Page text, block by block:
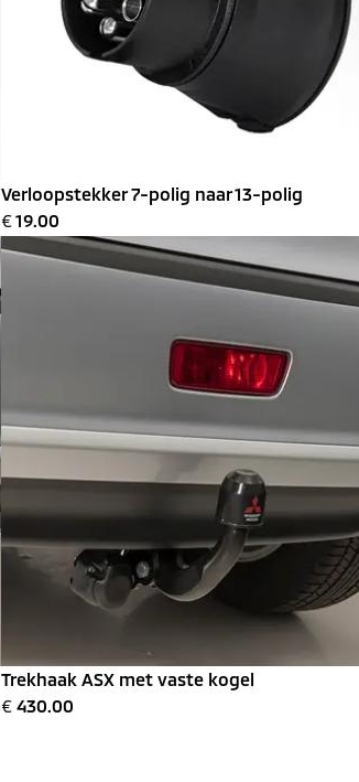
Verloopstekker 7-polig naar 13-polig
€19.00
Trekhaak ASX met vaste kogel
€ 430.00